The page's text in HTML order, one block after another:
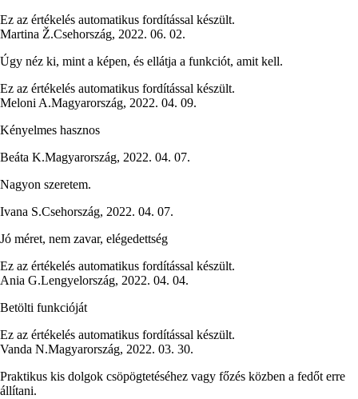
Ez az értékelés automatikus fordítással készült.
Martina Ž.Csehország, 2022. 06. 02.
Úgy néz ki, mint a képen, és ellátja a funkciót, amit kell.
Ez az értékelés automatikus fordítással készült.
Meloni A.Magyarország, 2022. 04. 09.
Kényelmes hasznos
Beáta K.Magyarország, 2022. 04. 07.
Nagyon szeretem.
Ivana S.Csehország, 2022. 04. 07.
Jó méret, nem zavar, elégedettség
Ez az értékelés automatikus fordítással készült.
Ania G.Lengyelország, 2022. 04. 04.
Betölti funkcióját
Ez az értékelés automatikus fordítással készült.
Vanda N.Magyarország, 2022. 03. 30.
Praktikus kis dolgok csöpögtetéséhez vagy főzés közben a fedőt erre
állítani.